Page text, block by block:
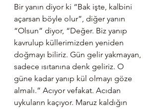
Bir yanın diyor ki “Bak işte, kalbini
açarsan böyle olur”, diğer yanın
“Olsun” diyor, “Değer. Biz yanıp
kavrulup küllerimizden yeniden
doğmayı biliriz. Gün gelir yakmayan,
sadece ısıtanına denk geliriz. O
güne kadar yanıp kül olmayı göze
almalı.” Acıyor vefakat. Acıdan
uykuların kaçıyor. Maruz kaldığın